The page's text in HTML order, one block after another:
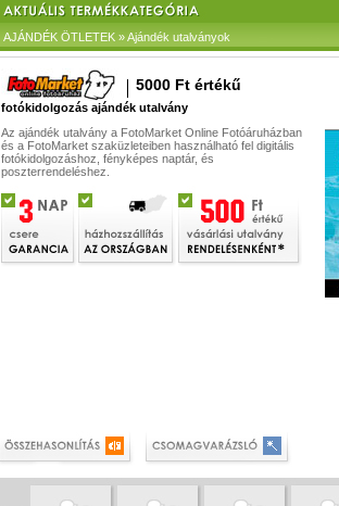
AJÁNDÉK ÖTLETEK » Ajándék utalványok
5000 Ft értékű
fotókidolgozás ajándék utalvány
Az ajándék utalvány a FotoMarket Online Fotóáruházban
és a FotoMarket szaküzleteiben használható fel digitális
fotókidolgozáshoz, fényképes naptár, és
poszterrendeléshez.